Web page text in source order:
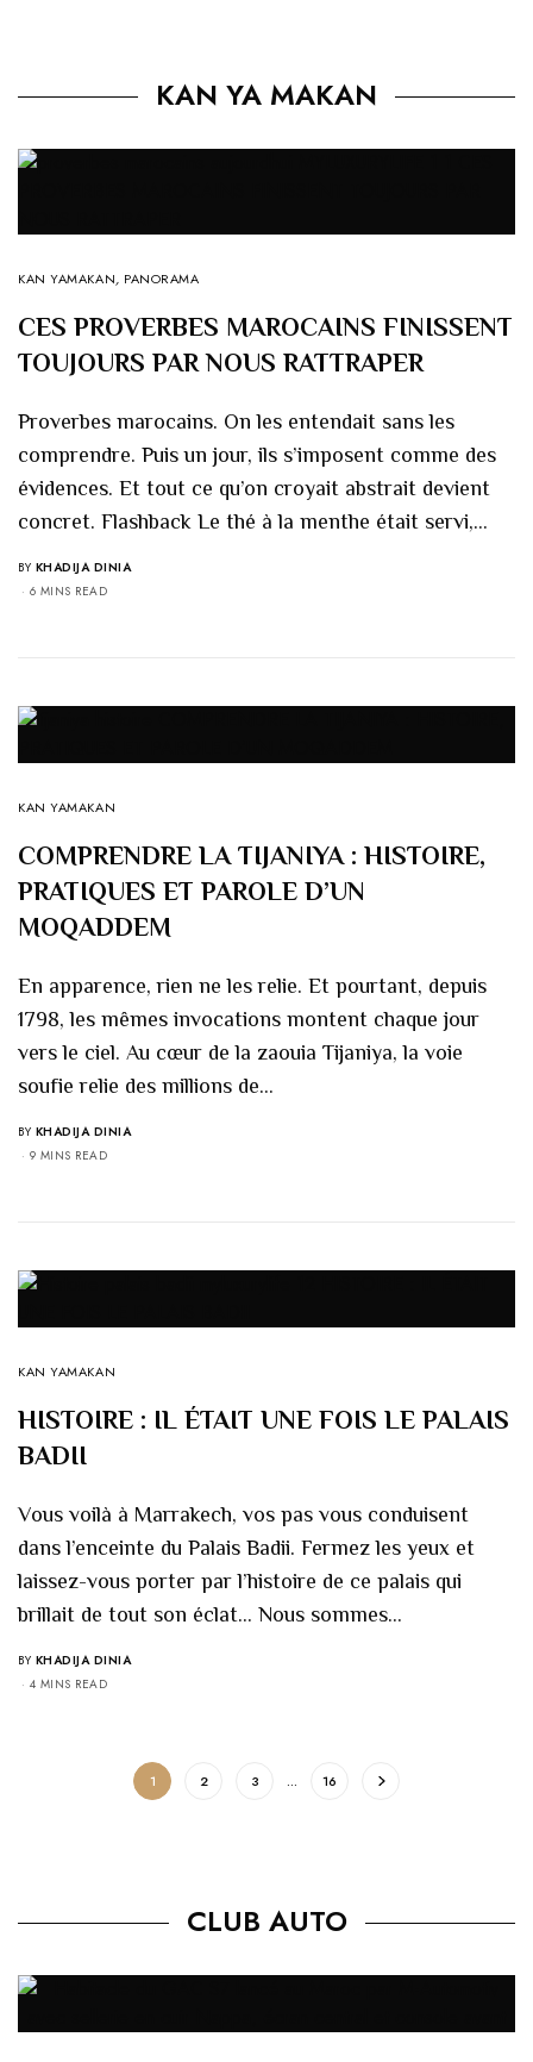
KAN YA MAKAN
KAN YAMAKAN, PANORAMA
CES PROVERBES MAROCAINS FINISSENT
TOUJOURS PAR NOUS RATTRAPER
Proverbes marocains. On les entendait sans les
comprendre. Puis un jour, ils s’imposent comme des
évidences. Et tout ce qu’on croyait abstrait devient
concret. Flashback Le thé à la menthe était servi,…
BY KHADIJA DINIA
6 MINS READ
KAN YAMAKAN
COMPRENDRE LA TIJANIYA : HISTOIRE,
PRATIQUES ET PAROLE D’UN
MOQADDEM
En apparence, rien ne les relie. Et pourtant, depuis
1798, les mêmes invocations montent chaque jour
vers le ciel. Au cœur de la zaouia Tijaniya, la voie
soufie relie des millions de…
BY KHADIJA DINIA
9 MINS READ
KAN YAMAKAN
HISTOIRE : IL ÉTAIT UNE FOIS LE PALAIS
BADII
Vous voilà à Marrakech, vos pas vous conduisent
dans l’enceinte du Palais Badii. Fermez les yeux et
laissez-vous porter par l’histoire de ce palais qui
brillait de tout son éclat… Nous sommes…
BY KHADIJA DINIA
4 MINS READ
1 2 3 … 16
CLUB AUTO